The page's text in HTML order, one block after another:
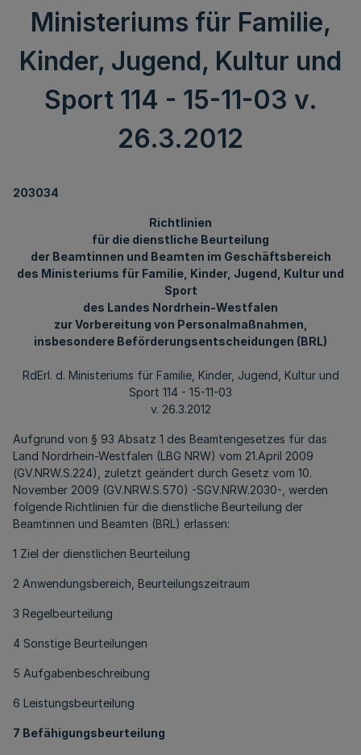
Ministeriums für Familie,
Kinder, Jugend, Kultur und
Sport 114 - 15-11-03 v.
26.3.2012
203034
Richtlinien
für die dienstliche Beurteilung
der Beamtinnen und Beamten im Geschäftsbereich
des Ministeriums für Familie, Kinder, Jugend, Kultur und
Sport
des Landes Nordrhein-Westfalen
zur Vorbereitung von Personalmaßnahmen,
insbesondere Beförderungsentscheidungen (BRL)
RdErl. d. Ministeriums für Familie, Kinder, Jugend, Kultur und
Sport 114 - 15-11-03
v. 26.3.2012
Aufgrund von § 93 Absatz 1 des Beamtengesetzes für das
Land Nordrhein-Westfalen (LBG NRW) vom 21.April 2009
(GV.NRW.S.224), zuletzt geändert durch Gesetz vom 10.
November 2009 (GV.NRW.S.570) -SGV.NRW.2030-, werden
folgende Richtlinien für die dienstliche Beurteilung der
Beamtinnen und Beamten (BRL) erlassen:
1 Ziel der dienstlichen Beurteilung
2 Anwendungsbereich, Beurteilungszeitraum
3 Regelbeurteilung
4 Sonstige Beurteilungen
5 Aufgabenbeschreibung
6 Leistungsbeurteilung
7 Befähigungsbeurteilung